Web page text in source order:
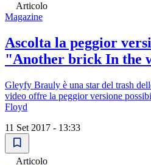
Articolo
Magazine
Ascolta la peggior
"Another brick In the
Gleyfy Brauly è una star del trash
video offre la peggior versione
Floyd
11 Set 2017 - 13:33
Articolo